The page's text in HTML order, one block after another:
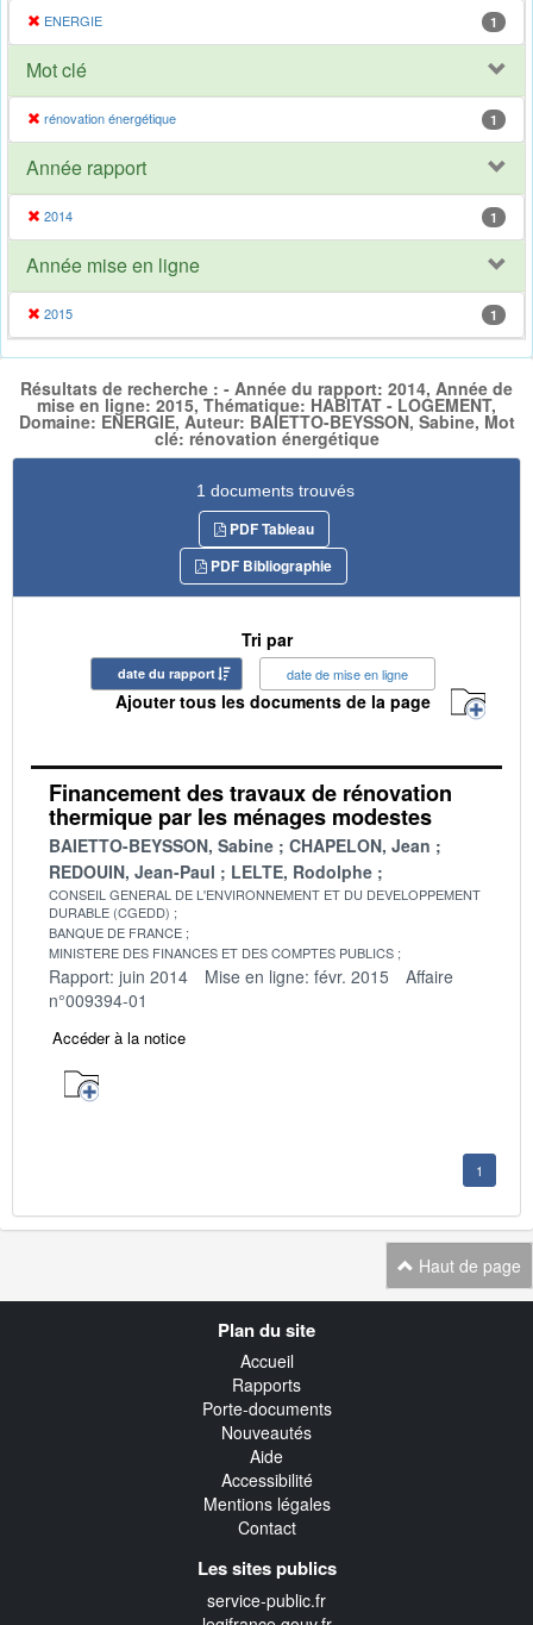
ENERGIE 1
Mot clé
rénovation énergétique 1
Année rapport
2014 1
Année mise en ligne
2015 1
Résultats de recherche : - Année du rapport: 2014, Année de
mise en ligne: 2015, Thématique: HABITAT - LOGEMENT,
Domaine: ENERGIE, Auteur: BAIETTO-BEYSSON, Sabine, Mot
clé: rénovation énergétique
1 documents trouvés
PDF Tableau
PDF Bibliographie
Tri par
date du rapport date de mise en ligne
Ajouter tous les documents de la page
Financement des travaux de rénovation
thermique par les ménages modestes
BAIETTO-BEYSSON, Sabine
CHAPELON, Jean
REDOUIN, Jean-Paul
LELTE, Rodolphe
CONSEIL GENERAL DE L'ENVIRONNEMENT ET DU DEVELOPPEMENT
DURABLE (CGEDD)
BANQUE DE FRANCE
MINISTERE DES FINANCES ET DES COMPTES PUBLICS
Rapport: juin 2014 Mise en ligne: févr. 2015
Affaire
n°009394-01
Accéder à la notice
1
Haut de page
Plan du site
Accueil
Rapports
Porte-documents
Nouveautés
Aide
Accessibilité
Mentions légales
Contact
Les sites publics
service-public.fr